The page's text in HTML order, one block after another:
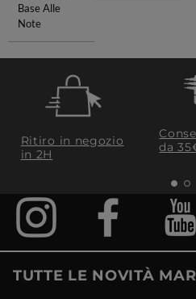
Base Alle
Note
Ritiro in negozio
in 2H
da
TUTTE LE NOVITÀ